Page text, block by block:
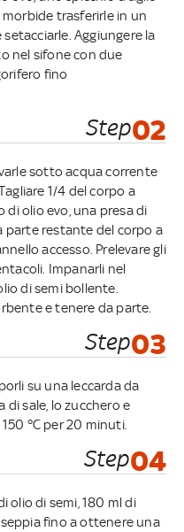
trasferirle in un
Aggiungere la
nel sifone con due
fino
Step02
sotto acqua corrente
1/4 del corpo a
di olio evo, una presa di
parte restante del corpo a
accesso. Prelevare gli
Impanarli nel
di semi bollente.
e tenere da parte.
Step03
su una leccarda da
di sale, lo zucchero e
°C per 20 minuti.
Step04
olio di semi, 180 ml di
fino a ottenere una